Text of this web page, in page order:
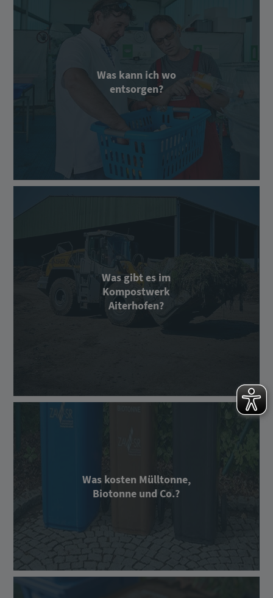
Was kann ich wo
entsorgen?
Was gibt es im
Kompostwerk
Aiterhofen?
Was kosten Mülltonne,
Biotonne und Co.?